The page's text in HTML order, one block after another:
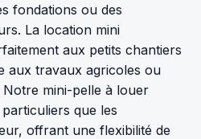
fondations ou des
La location mini
aux petits chantiers
aux travaux agricoles ou
mini-pelle à louer
que les
offrant une flexibilité de